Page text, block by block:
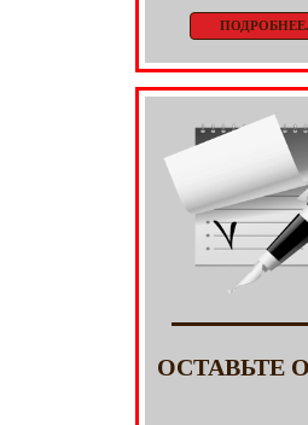
ОСТАВЬТЕ